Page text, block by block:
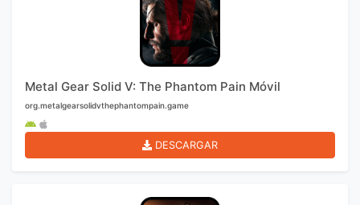
Metal Gear Solid V: The Phantom Pain Móvil
org.metalgearsolidvthephantompain.game
DESCARGAR